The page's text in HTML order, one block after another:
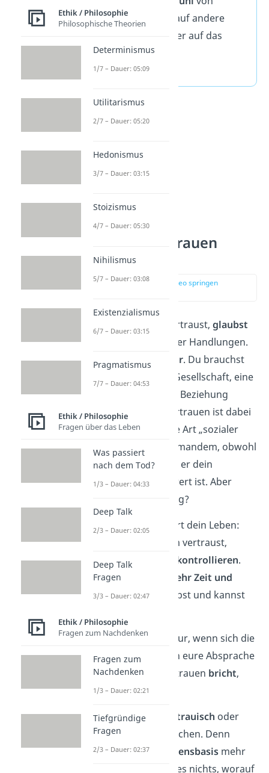
Vertrauen kann sich auf andere
(Fremdvertrauen) oder auf das
eigene Ich beziehen
(Selbstvertrauen).
Warum ist Vertrauen
wichtig?
zur Stelle im Video springen
Wenn du jemandem vertraust, glaubst
du seinen Aussagen oder Handlungen.
Du denkst, sie sind
wahr. Du brauchst
, damit eine Gesellschaft, eine
Freundschaft oder eine Beziehung
funktionieren kann. Vertrauen ist dabei
einVorschuss,also eine Art „sozialer
Kredit“. Du vertraust jemandem, obwohl
du noch nicht weißt, ob er dein
Vertrauen überhaupt wert ist. Aber
warum ist das so wichtig?
Vertrauen erleichtert dein Leben:
Wenn du jemandem vertraust,
musst du ihn
nicht kontrollieren.
Dadurch hast du
mehr Zeit und
Energiefür dich selbst und kannst
Das funktioniert aber nur, wenn sich die
Person auch wirklich an eure Absprache
hält. Wenn sie dein Vertrauen bricht,
verletzt sie dich.
Das kann dich
misstrauisch oder
sogar feindselig machen. Denn
wenn keineVertrauensbasismehr
vorhanden ist, gibt es nichts, worauf
Ethik / Philosophie
Philosophische Theorien
Determinismus
1/7 – Dauer: 05:09
Utilitarismus
2/7 – Dauer: 05:20
Hedonismus
3/7 – Dauer: 03:15
Stoizismus
4/7 – Dauer: 05:30
Nihilismus
5/7 – Dauer: 03:08
Existenzialismus
6/7 – Dauer: 03:15
Pragmatismus
7/7 – Dauer: 04:53
Ethik / Philosophie
Fragen über das Leben
Was passiert
nach dem Tod?
1/3 – Dauer: 04:33
Deep Talk
2/3 – Dauer: 02:05
Deep Talk
Fragen
3/3 – Dauer: 02:47
Ethik / Philosophie
Fragen zum Nachdenken
Fragen zum
Nachdenken
1/3 – Dauer: 02:21
Tiefgründige
Fragen
2/3 – Dauer: 02:37